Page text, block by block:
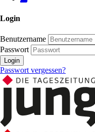
Login
Benutzername
Passwort
Login
Passwort vergessen?